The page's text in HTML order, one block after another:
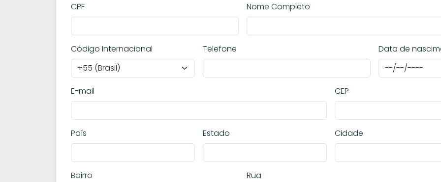
CPF Nome Completo
Código Internacional Telefone Data de
E-mail CEP
País Estado Cidade
Bairro Rua